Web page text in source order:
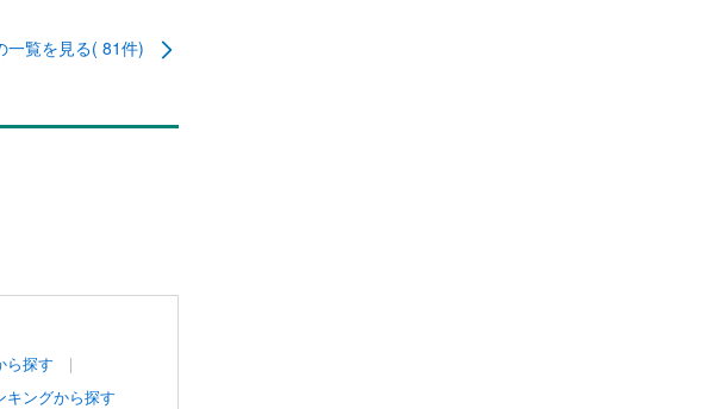
一覧を見る( 81件)
ら探す
キングから探す